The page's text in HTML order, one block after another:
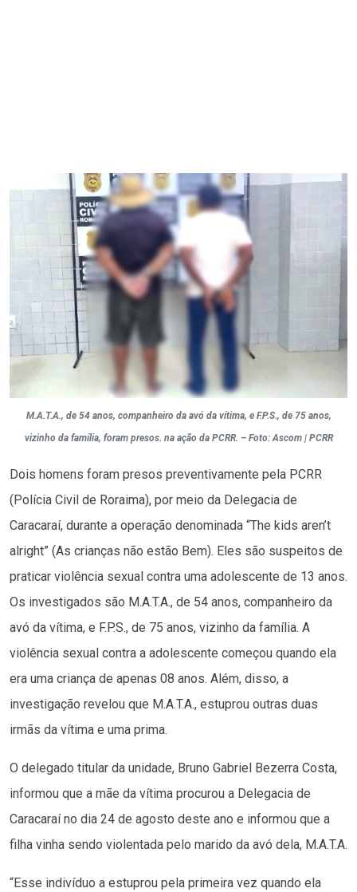
M.A.T.A., de 54 anos, companheiro da avó da vítima, e F.P.S., de 75 anos,
vizinho da família, foram presos. na ação da PCRR. – Foto: Ascom | PCRR
Dois homens foram presos preventivamente pela PCRR
(Polícia Civil de Roraima), por meio da Delegacia de
Caracaraí, durante a operação denominada “The kids aren’t
alright” (As crianças não estão Bem). Eles são suspeitos de
praticar violência sexual contra uma adolescente de 13 anos.
Os investigados são M.A.T.A., de 54 anos, companheiro da
avó da vítima, e F.P.S., de 75 anos, vizinho da família. A
violência sexual contra a adolescente começou quando ela
era uma criança de apenas 08 anos. Além, disso, a
investigação revelou que M.A.T.A., estuprou outras duas
irmãs da vítima e uma prima.
O delegado titular da unidade, Bruno Gabriel Bezerra Costa,
informou que a mãe da vítima procurou a Delegacia de
Caracaraí no dia 24 de agosto deste ano e informou que a
filha vinha sendo violentada pelo marido da avó dela, M.A.T.A.
“Esse indivíduo a estuprou pela primeira vez quando ela